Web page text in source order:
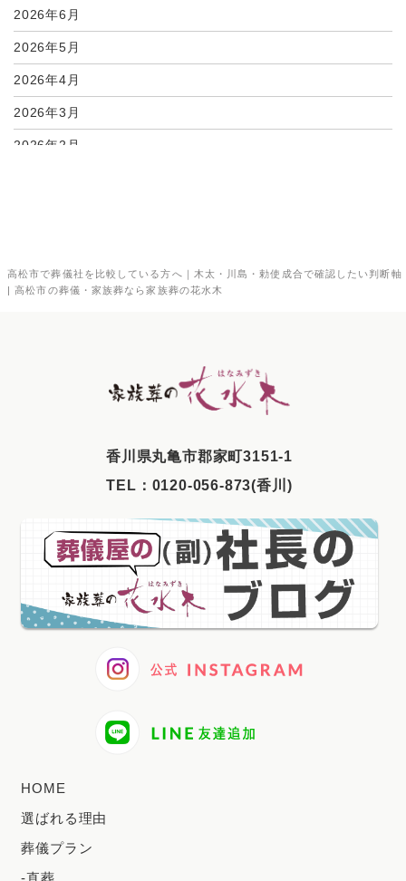
高松市で葬儀社を比較している方へ｜木太・川島・勅使成合で確認したい判断軸
| 高松市の葬儀・家族葬なら家族葬の花水木
2026年6月
2026年5月
2026年4月
2026年3月
2026年2月
2025年10月
2025年2月
2025年1月
2024年12月
2024年11月
2024年6月
2024年5月
⾹川県丸⻲市郡家町3151-1
TEL： 0120-056-873(香川)
HOME
選ばれる理由
葬儀プラン
-直葬